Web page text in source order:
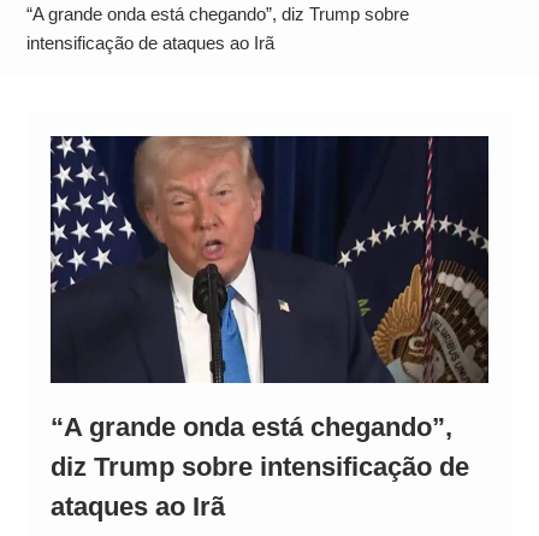
Operação Ágio: Ação policial na Bahia prende 14
suspeitos e mira rede ligada a ‘Zói de Gato’, do
“A grande onda está chegando”, diz Trump sobre
intensificação de ataques ao Irã
“A grande onda está chegando”,
diz Trump sobre intensificação de
ataques ao Irã